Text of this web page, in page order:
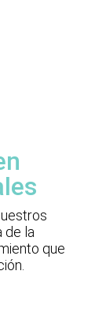
de la
que